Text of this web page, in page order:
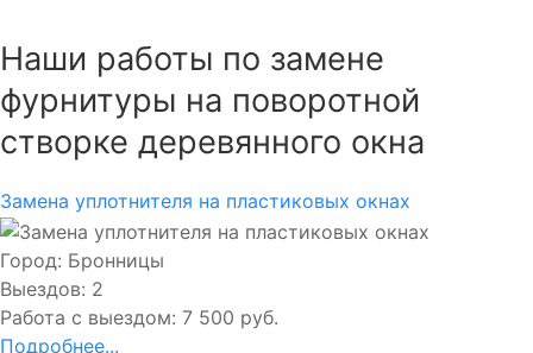
Наши работы по замене
фурнитуры на поворотной
створке деревянного окна
Замена уплотнителя на пластиковых окнах
Город: Бронницы
Выездов: 2
Работа с выездом: 7 500 руб.
Подробнее...